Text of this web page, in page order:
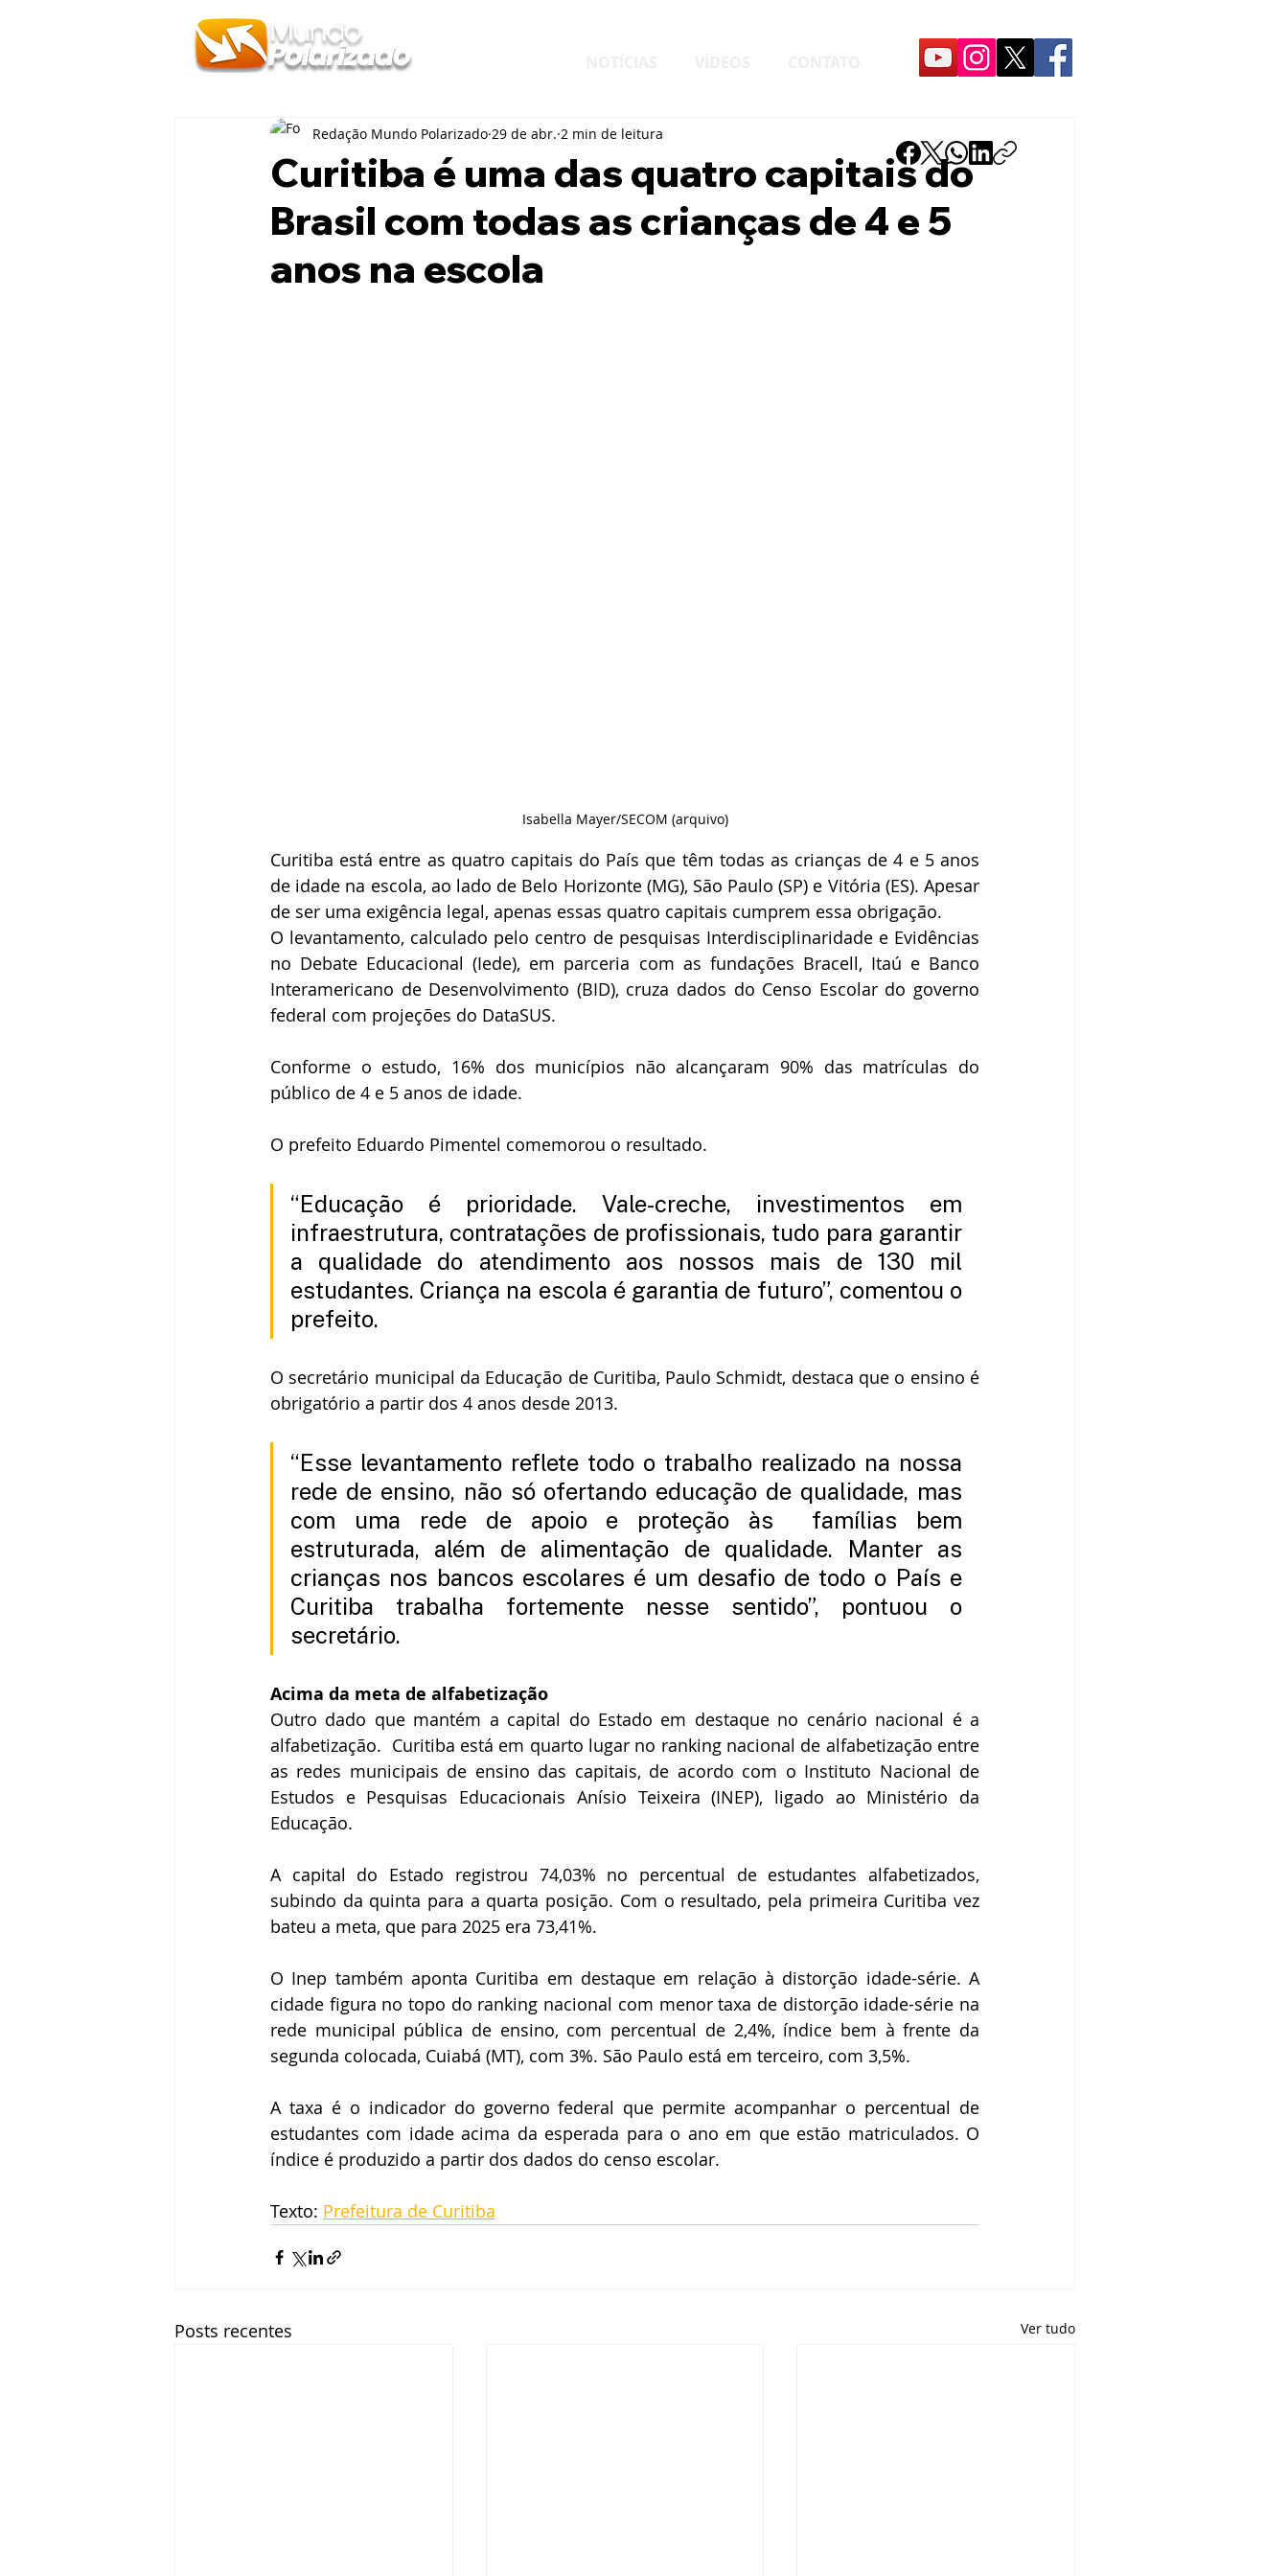
Curitiba é uma das quatro capitais do
Brasil com todas as crianças de 4 e 5
anos na escola
Redação Mundo Polarizado 29 de abr. 2 min de leitura
Isabella Mayer/SECOM (arquivo)
Curitiba está entre as quatro capitais do País que têm todas as crianças de 4 e 5 anos
de idade na escola, ao lado de Belo Horizonte (MG), São Paulo (SP) e Vitória (ES). Apesar
de ser uma exigência legal, apenas essas quatro capitais cumprem essa obrigação.
O levantamento, calculado pelo centro de pesquisas Interdisciplinaridade e Evidências
no Debate Educacional (Iede), em parceria com as fundações Bracell, Itaú e Banco
Interamericano de Desenvolvimento (BID), cruza dados do Censo Escolar do governo
federal com projeções do DataSUS.
Conforme o estudo, 16% dos municípios não alcançaram 90% das matrículas do
público de 4 e 5 anos de idade.
O prefeito Eduardo Pimentel comemorou o resultado.
“Educação é prioridade. Vale-creche, investimentos em
infraestrutura, contratações de profissionais, tudo para garantir
a qualidade do atendimento aos nossos mais de 130 mil
estudantes. Criança na escola é garantia de futuro”, comentou o
prefeito.
O secretário municipal da Educação de Curitiba, Paulo Schmidt, destaca que o ensino é
obrigatório a partir dos 4 anos desde 2013.
“Esse levantamento reflete todo o trabalho realizado na nossa
rede de ensino, não só ofertando educação de qualidade, mas
com uma rede de apoio e proteção às  famílias bem
estruturada, além de alimentação de qualidade. Manter as
crianças nos bancos escolares é um desafio de todo o País e
Curitiba trabalha fortemente nesse sentido”, pontuou o
secretário.
Acima da meta de alfabetização
Outro dado que mantém a capital do Estado em destaque no cenário nacional é a
alfabetização.  Curitiba está em quarto lugar no ranking nacional de alfabetização entre
as redes municipais de ensino das capitais, de acordo com o Instituto Nacional de
Estudos e Pesquisas Educacionais Anísio Teixeira (INEP), ligado ao Ministério da
Educação.
A capital do Estado registrou 74,03% no percentual de estudantes alfabetizados,
subindo da quinta para a quarta posição. Com o resultado, pela primeira Curitiba vez
bateu a meta, que para 2025 era 73,41%.
O Inep também aponta Curitiba em destaque em relação à distorção idade-série. A
cidade figura no topo do ranking nacional com menor taxa de distorção idade-série na
rede municipal pública de ensino, com percentual de 2,4%, índice bem à frente da
segunda colocada, Cuiabá (MT), com 3%. São Paulo está em terceiro, com 3,5%.
A taxa é o indicador do governo federal que permite acompanhar o percentual de
estudantes com idade acima da esperada para o ano em que estão matriculados. O
índice é produzido a partir dos dados do censo escolar.
Texto: Prefeitura de Curitiba
Posts recentes Ver tudo